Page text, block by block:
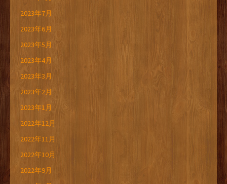
2023年7月
2023年6月
2023年5月
2023年4月
2023年3月
2023年2月
2023年1月
2022年12月
2022年11月
2022年10月
2022年9月